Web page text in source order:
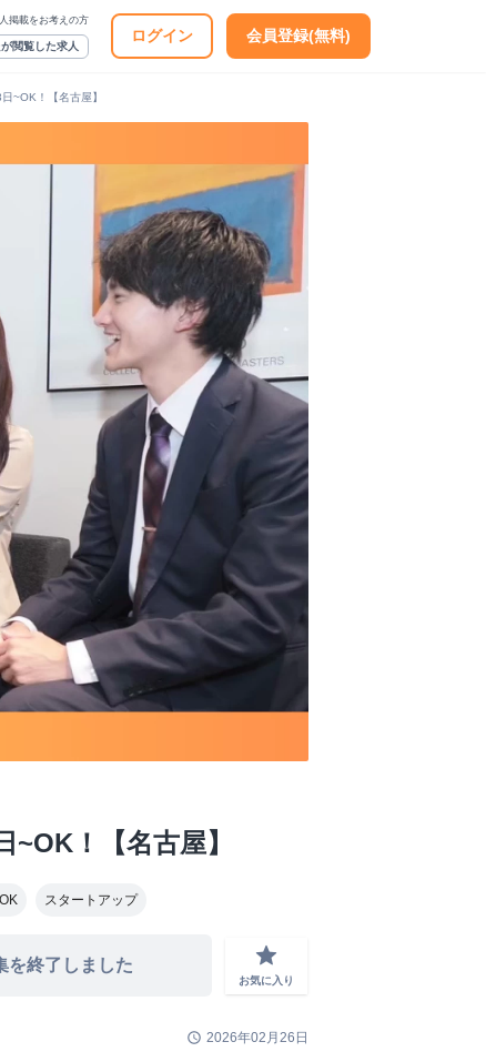
掲載をお考えの方
閲覧した求人
ログイン 会員登録(無料)
~OK！【名古屋】
！【名古屋】
スタートアップ
を終了しました grade
お気に入り
schedule 2026年02月26日